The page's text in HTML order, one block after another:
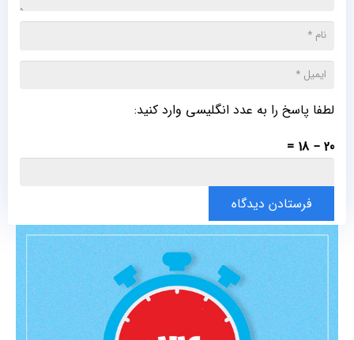
لطفا پاسخ را به عدد انگلیسی وارد کنید:
20 − 18 =
فرستادن دیدگاه